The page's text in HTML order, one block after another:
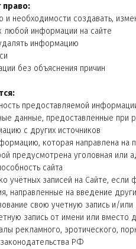
право:
необходимости создавать,
любой информации на сайте
информацию
без объяснения причин
предоставляемой
данные, предоставленные при
с других источников
которая направлена на
предусмотрена уголовная или
сайта
учётных записей на Сайте,
направленные на введение
свою учетную запись и/
запись от имени или
рекламного, эротического,
РФ